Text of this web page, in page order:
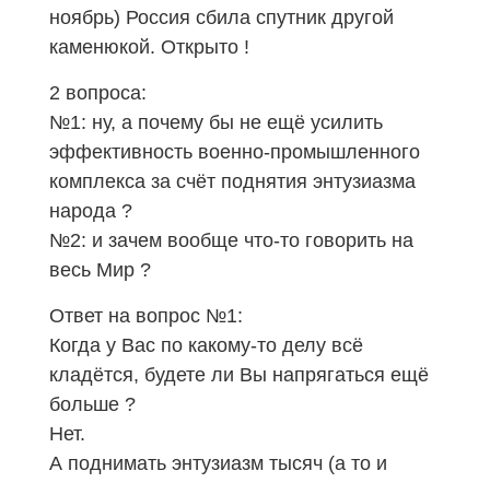
ноябрь) Россия сбила спутник другой
каменюкой. Открыто !
2 вопроса:
№1: ну, а почему бы не ещё усилить
эффективность военно-промышленного
комплекса за счёт поднятия энтузиазма
народа ?
№2: и зачем вообще что-то говорить на
весь Мир ?
Ответ на вопрос №1:
Когда у Вас по какому-то делу всё
кладётся, будете ли Вы напрягаться ещё
больше ?
Нет.
А поднимать энтузиазм тысяч (а то и